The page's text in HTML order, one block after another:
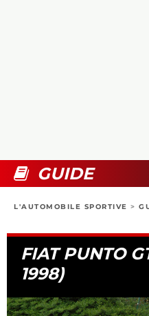
BOUTIQUE
GUIDE
L'AUTOMOBILE SPORTIVE >
FIAT PUNTO
1998)